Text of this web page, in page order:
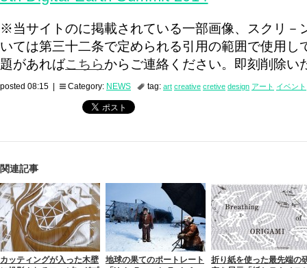
※当サイトのに掲載されている一部画像、スクリ－
いては第三十二条で定められる引用の範囲で使用し
題があればこちらからご連絡ください。即刻削除い
posted 08:15 | Category: NEWS tag: art creative cretive design アート イベント
関連記事
カッティングが入った木壁
地球の果てのポートレート
折り紙を使った最先端の